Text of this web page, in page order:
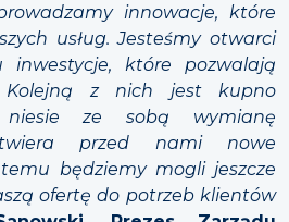
innowacje, które
usług. Jesteśmy otwarci
inwestycje, które pozwalają
Kolejną z nich jest kupno
niesie ze sobą wymianę
przed nami nowe
będziemy mogli jeszcze
ofertę do potrzeb klientów